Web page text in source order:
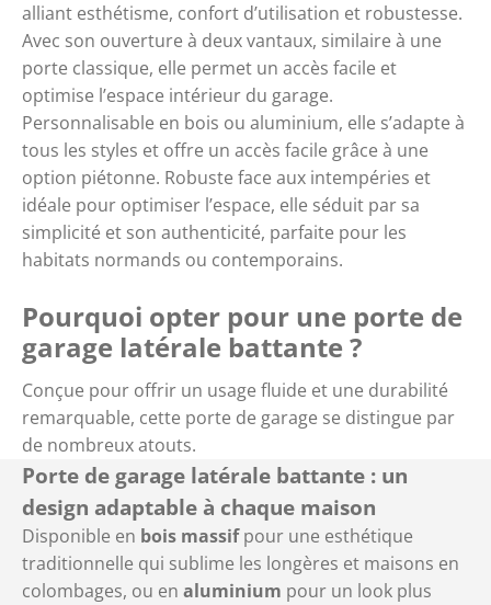
alliant esthétisme, confort d’utilisation et robustesse.
Avec son ouverture à deux vantaux, similaire à une
porte classique, elle permet un accès facile et
optimise l’espace intérieur du garage.
Personnalisable en bois ou aluminium, elle s’adapte à
tous les styles et offre un accès facile grâce à une
option piétonne. Robuste face aux intempéries et
idéale pour optimiser l’espace, elle séduit par sa
simplicité et son authenticité, parfaite pour les
habitats normands ou contemporains.
Pourquoi opter pour une porte de
garage latérale battante ?
Conçue pour offrir un usage fluide et une durabilité
remarquable, cette porte de garage se distingue par
de nombreux atouts.
Porte de garage latérale battante : un
design adaptable à chaque maison
Disponible en bois massifpour une esthétique
traditionnelle qui sublime les longères et maisons en
colombages, ou en aluminium pour un look plus